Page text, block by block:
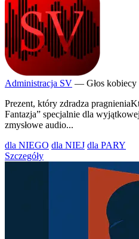
Administracja SV — Głos kobiecy
Prezent, który zdradza
Fantazja” specjalnie dla
zmysłowe audio...
dla NIEGO dla NIEJ dla PARY
Szczegóły